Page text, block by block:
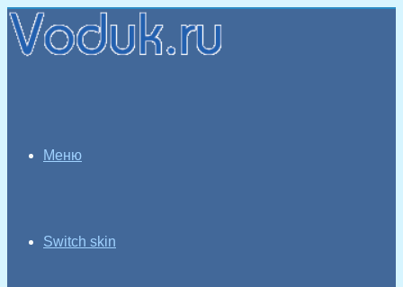
Меню
Switch skin